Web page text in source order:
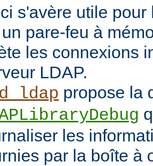
s'avère utile
pare-feu à
les connexions
LDAP.
propose la
les
par la boîte à